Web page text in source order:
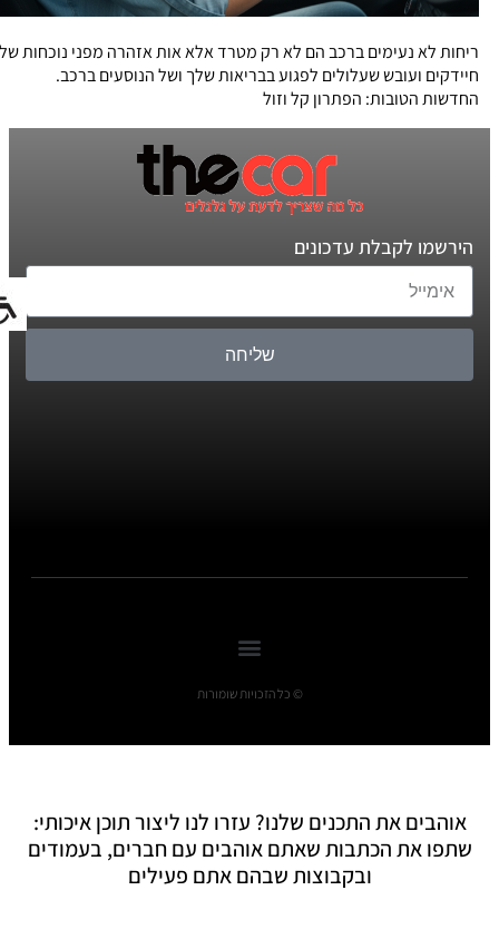
ריחות לא נעימים ברכב הם לא רק מטרד אלא אות אזהרה מפני נוכחות של
חיידקים ועובש שעלולים לפגוע בבריאות שלך ושל הנוסעים ברכב.
החדשות הטובות: הפתרון קל וזול
הירשמו לקבלת עדכונים
שליחה
© כל הזכויות שומורות
אוהבים את התכנים שלנו? עזרו לנו ליצור תוכן איכותי:
שתפו את הכתבות שאתם אוהבים עם חברים, בעמודים
ובקבוצות שבהם אתם פעילים